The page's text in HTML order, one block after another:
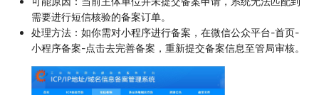
需要进行短信核验的备案订单。
处理方法：如你需对小程序进行备案，在微信公众平台-首页-
小程序备案-点击去完善备案，重新提交备案信息至管局审核。